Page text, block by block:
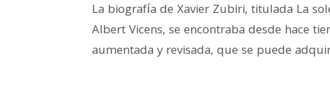
La biografía de Xavier Zubiri, titulada La
Albert Vicens, se encontraba desde hace
aumentada y revisada, que se puede